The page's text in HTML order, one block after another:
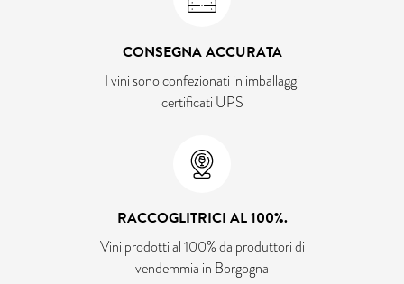
CONSEGNA ACCURATA
I vini sono confezionati in imballaggi
certificati UPS
RACCOGLITRICI AL 100%.
Vini prodotti al 100% da produttori di
vendemmia in Borgogna